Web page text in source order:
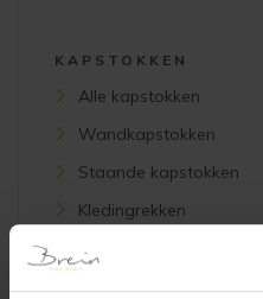
KAPSTOKKEN
Alle kapstokken
Wandkapstokken
Staande kapstokken
Kledingrekken
Schoenenrekken